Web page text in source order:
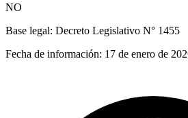
NO
Base legal: Decreto Legislativo N° 1455
Fecha de información: 17 de enero de